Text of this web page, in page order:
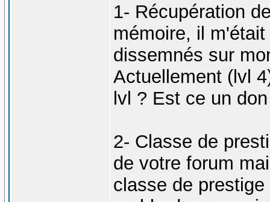
1- Récupération
mémoire, il
dissemnés sur
Actuellement (lvl
lvl ? Est ce un
2- Classe de
de votre forum
classe de